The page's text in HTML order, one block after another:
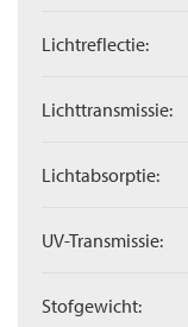
Lichtreflectie:
Lichttransmissie:
Lichtabsorptie:
UV-Transmissie:
Stofgewicht: